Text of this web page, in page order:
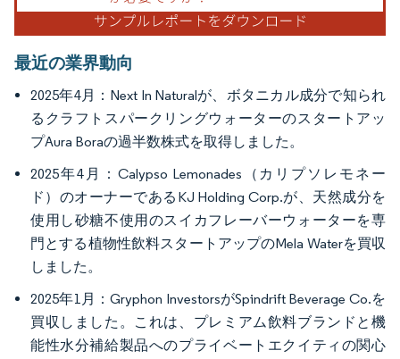
最近の業界動向
2025年4月：Next In Naturalが、ボタニカル成分で知られ
るクラフトスパークリングウォーターのスタートアッ
プAura Boraの過半数株式を取得しました。
2025年4月：Calypso Lemonades（カリプソレモネー
ド）のオーナーであるKJ Holding Corp.が、天然成分を
使用し砂糖不使用のスイカフレーバーウォーターを専
門とする植物性飲料スタートアップのMela Waterを買収
しました。
2025年1月：Gryphon InvestorsがSpindrift Beverage Co.を
買収しました。これは、プレミアム飲料ブランドと機
能性水分補給製品へのプライベートエクイティの関心